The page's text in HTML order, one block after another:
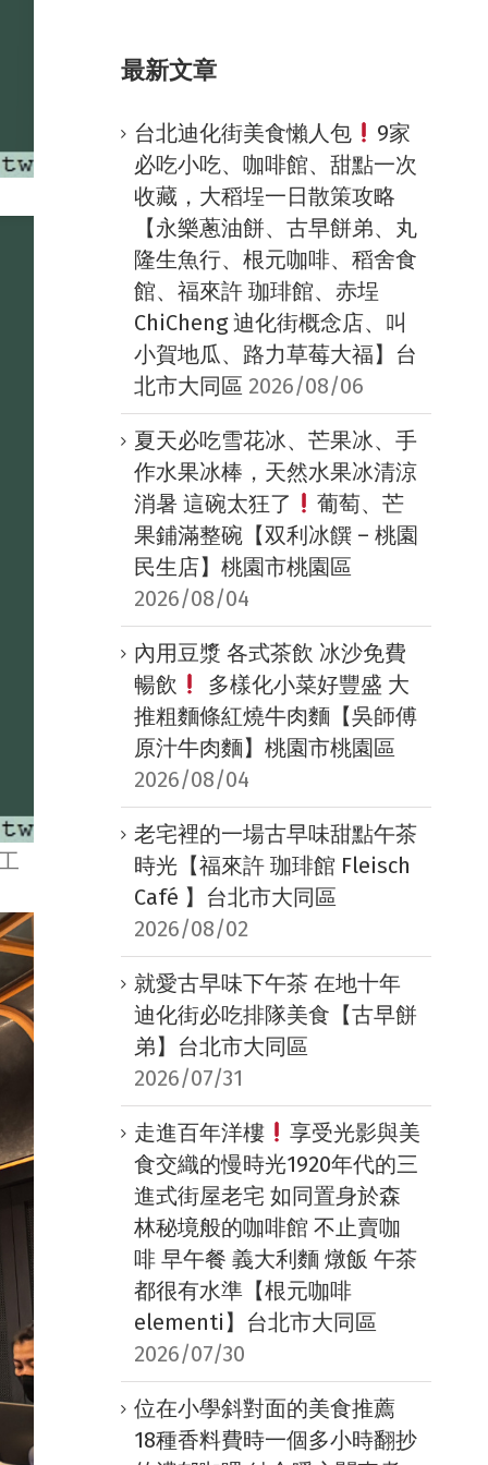
最新文章
台北迪化街美食懶人包
9家
必吃小吃、咖啡館、甜點一次
收藏，大稻埕一日散策攻略
【永樂蔥油餅、古早餅弟、丸
隆生魚行、根元咖啡、稻舍食
館、福來許 珈琲館、赤埕
ChiCheng 迪化街概念店、叫
小賀地瓜、路力草莓大福】台
北市大同區 2026/08/06
夏天必吃雪花冰、芒果冰、手
作水果冰棒，天然水果冰清涼
消暑 這碗太狂了
葡萄、芒
果鋪滿整碗【双利冰饌 – 桃園
民生店】桃園市桃園區
2026/08/04
內用豆漿 各式茶飲 冰沙免費
暢飲
多樣化小菜好豐盛 大
推粗麵條紅燒牛肉麵【吳師傅
原汁牛肉麵】桃園市桃園區
2026/08/04
老宅裡的一場古早味甜點午茶
時光【福來許 珈琲館 Fleisch
Café 】台北市大同區
2026/08/02
就愛古早味下午茶 在地十年
迪化街必吃排隊美食【古早餅
弟】台北市大同區
2026/07/31
走進百年洋樓
享受光影與美
食交織的慢時光1920年代的三
進式街屋老宅 如同置身於森
林秘境般的咖啡館 不止賣咖
啡 早午餐 義大利麵 燉飯 午茶
都很有水準【根元咖啡
elementi】台北市大同區
2026/07/30
位在小學斜對面的美食推薦
18種香料費時一個多小時翻抄